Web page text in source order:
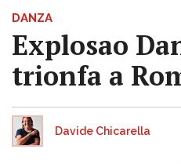
DANZA
Explosao
trionfa a
Davide Chicarella